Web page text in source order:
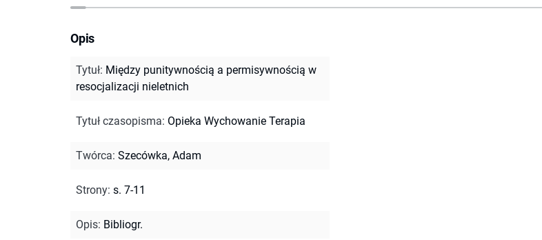
Opis
Tytuł: Między punitywnością a permisywnością w
resocjalizacji nieletnich
Tytuł czasopisma: Opieka Wychowanie Terapia
Twórca: Szecówka, Adam
Strony: s. 7-11
Opis: Bibliogr.